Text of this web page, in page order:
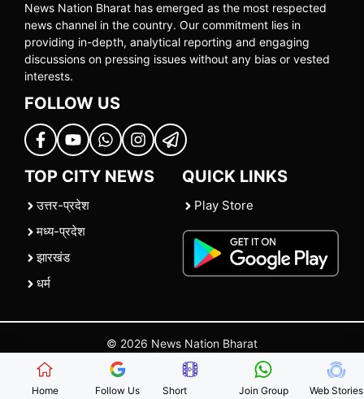
News Nation Bharat has emerged as the most respected
news channel in the country. Our commitment lies in
providing in-depth, analytical reporting and engaging
discussions on pressing issues without any bias or vested
interests.
FOLLOW US
TOP CITY NEWS
उत्तर-प्रदेश
मध्य-प्रदेश
झारखंड
धर्म
QUICK LINKS
Play Store
© 2026 News Nation Bharat
| |Contact Us |Policies Terms and Conditions
Home Follow Us Short Join Group Web Stories